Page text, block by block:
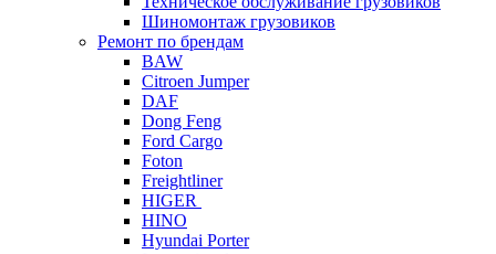
Шиномонтаж грузовиков
Ремонт по брендам
BAW
Citroen Jumper
DAF
Dong Feng
Ford Cargo
Foton
Freightliner
HIGER
HINO
Hyundai Porter